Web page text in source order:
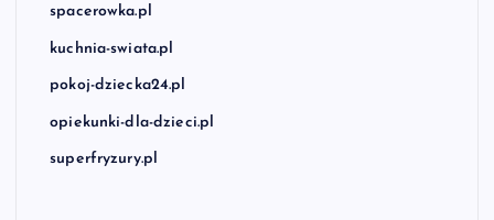
spacerowka.pl
kuchnia-swiata.pl
pokoj-dziecka24.pl
opiekunki-dla-dzieci.pl
superfryzury.pl